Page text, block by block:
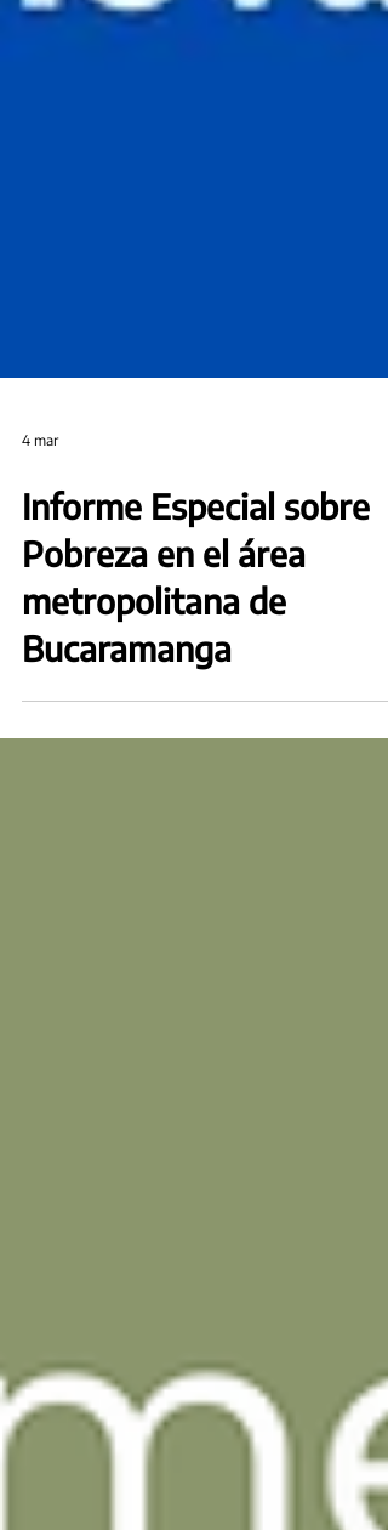
4 mar
Informe Especial sobre
Pobreza en el área
metropolitana de
Bucaramanga